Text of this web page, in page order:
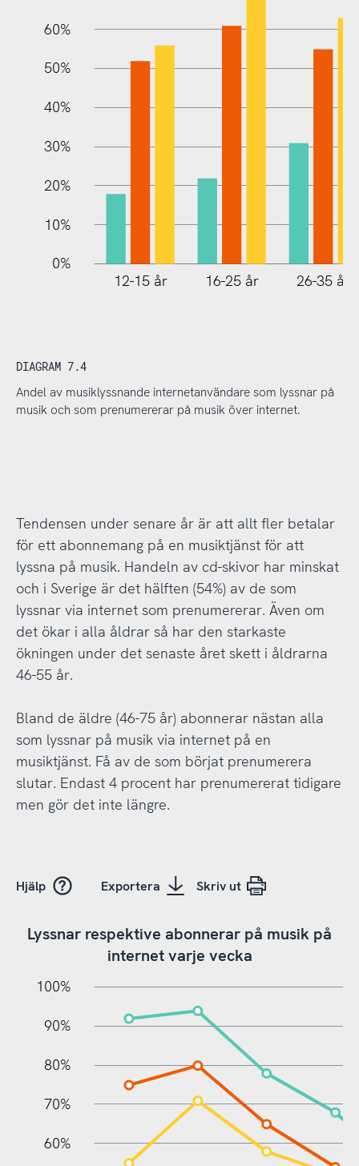
10%
60%
50%
40%
30%
20%
10%
0%
12-15 år 16-25 år 26-35 år
DIAGRAM 7.4
Andel av musiklyssnande internetanvändare som lyssnar på
musik och som prenumererar på musik över internet.
Tendensen under senare år är att allt fler betalar
för ett abonnemang på en musiktjänst för att
lyssna på musik. Handeln av cd-skivor har minskat
och i Sverige är det hälften (54%) av de som
lyssnar via internet som prenumererar. Även om
det ökar i alla åldrar så har den starkaste
ökningen under det senaste året skett i åldrarna
46-55 år.
Bland de äldre (46-75 år) abonnerar nästan alla
som lyssnar på musik via internet på en
musiktjänst. Få av de som börjat prenumerera
slutar. Endast 4 procent har prenumererat tidigare
men gör det inte längre.
Hjälp Exportera Skriv ut
Lyssnar respektive abonnerar på musik på
internet varje vecka
100%
90%
80%
70%
60%